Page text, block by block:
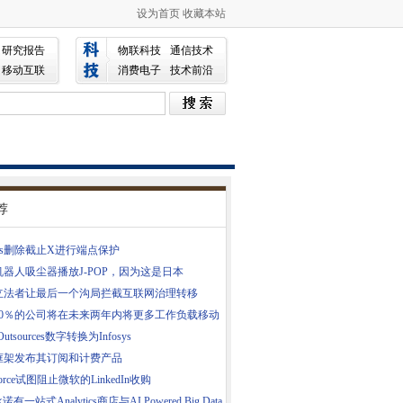
设为首页 收藏本站
研究报告
移动互联
物联科技
通信技术
消费电子
技术前沿
删除截止X进行端点保护
器人吸尘器播放J-POP，因为这是日本
法者让最后一个沟局拦截互联网治理转移
％的公司将在未来两年内将更多工作负载移动
数字转换为Infosys
架发布其订阅和计费产品
试图阻止微软的LinkedIn收购